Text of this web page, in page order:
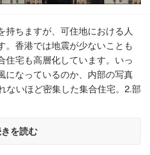
持ちますが、可住地における人
。香港では地震が少ないことも
住宅も高層化しています。いっ
になっているのか、内部の写真
ないほど密集した集合住宅。2.部
を読む